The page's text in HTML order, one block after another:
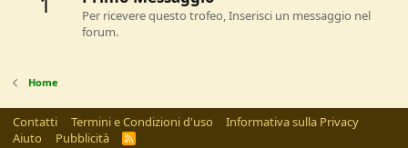
Per ricevere questo trofeo, Inserisci un messaggio nel
forum.
Home
Contatti Termini e Condizioni d'uso
Informativa sulla Privacy
Aiuto
Pubblicità
R